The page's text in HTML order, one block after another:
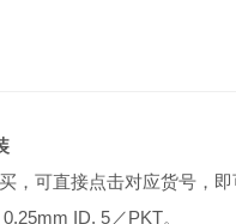
，可直接点击对应货号，
ID, 5／PKT。